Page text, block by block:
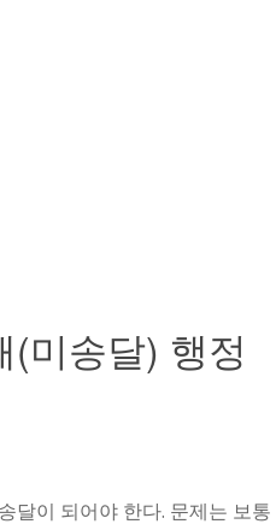
미송달) 행정
달이 되어야 한다. 문제는 보통